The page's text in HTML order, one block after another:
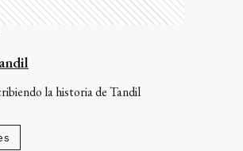
la historia de Tandil